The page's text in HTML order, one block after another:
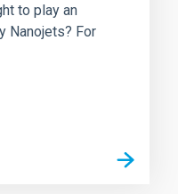
to play an
Nanojets? For